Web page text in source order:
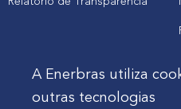
Relatório de Transparência
Cliente
A Enerbras utiliza
outras tecnologias